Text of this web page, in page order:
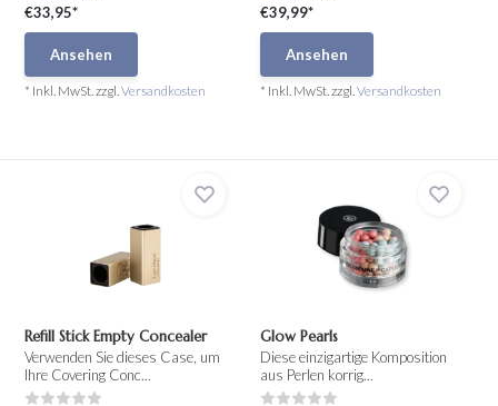
€33,95*
Ansehen
* Inkl. MwSt. zzgl.Versandkosten
€39,99*
Ansehen
* Inkl. MwSt. zzgl.Versandkosten
Refill Stick Empty Concealer
Verwenden Sie dieses Case, um
Ihre Covering Conc...
Glow Pearls
Diese einzigartige Komposition
aus Perlen korrig...